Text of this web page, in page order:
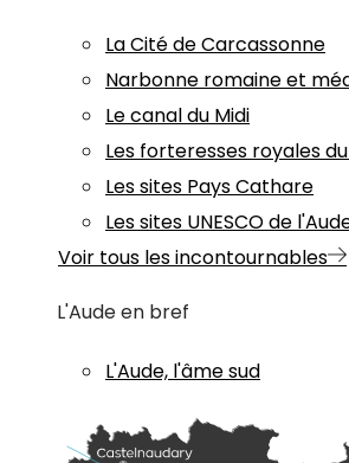
La Cité de Carcassonne
Narbonne romaine et
Le canal du Midi
Les forteresses royales
Les sites Pays Cathare
Les sites UNESCO de
Voir tous les incontournables
L'Aude en bref
L'Aude, l'âme sud